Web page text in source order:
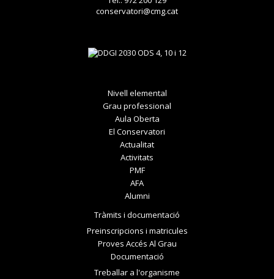
conservatori@cmg.cat
Nivell elemental
Grau professional
Aula Oberta
El Conservatori
Actualitat
Activitats
PMF
AFA
Alumni
Tràmits i documentació
Preinscripcions i matricules
Proves Accés Al Grau
Documentació
Treballar a l'organisme